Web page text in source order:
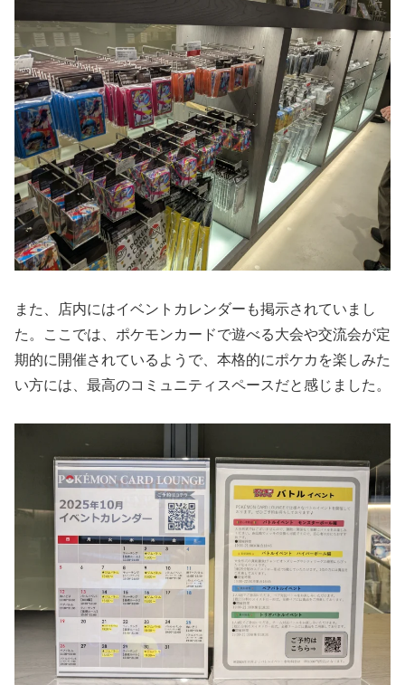
また、店内にはイベントカレンダーも掲示されていまし
た。ここでは、ポケモンカードで遊べる大会や交流会が定
期的に開催されているようで、本格的にポケカを楽しみた
い方には、最高のコミュニティスペースだと感じました。